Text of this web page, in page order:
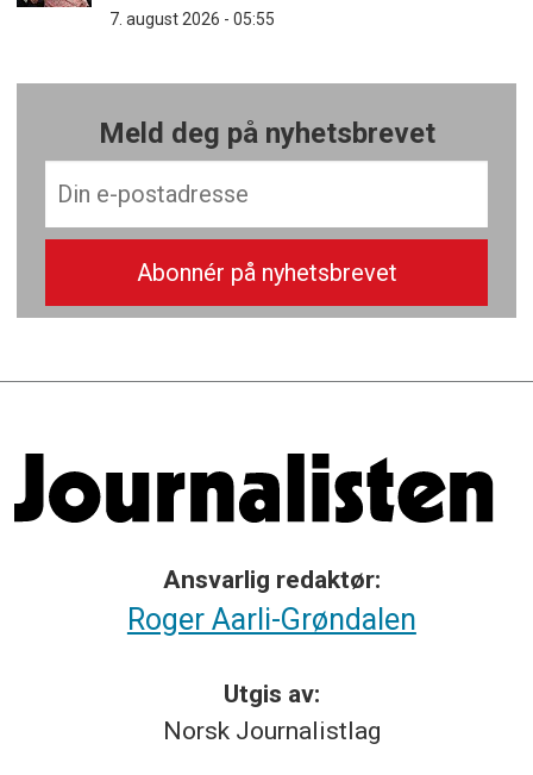
7. august 2026 - 05:55
Meld deg på nyhetsbrevet
Ansvarlig redaktør:
Roger Aarli-Grøndalen
Utgis av:
Norsk Journalistlag